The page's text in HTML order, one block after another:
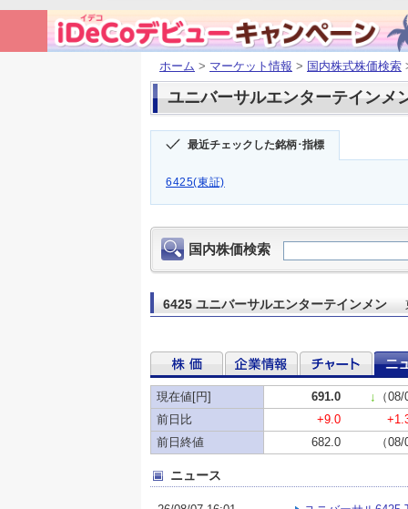
ホーム > マーケット情報 > 国内株式株価検索
ユニバーサルエンターテインメ
最近チェックした銘柄･指標
6425(東証)